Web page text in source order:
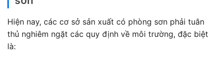
Hiện nay, các cơ sở sản xuất có phòng sơn phải tuân
thủ nghiêm ngặt các quy định về môi trường, đặc biệt
là: